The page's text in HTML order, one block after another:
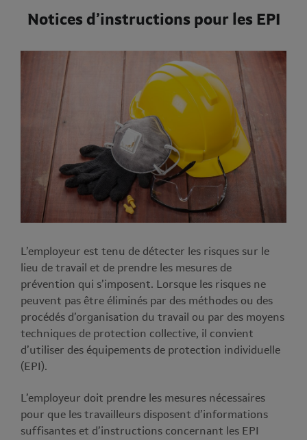
Notices d’instructions pour les EPI
L’employeur est tenu de détecter les risques sur le
lieu de travail et de prendre les mesures de
prévention qui s’imposent. Lorsque les risques ne
peuvent pas être éliminés par des méthodes ou des
procédés d’organisation du travail ou par des moyens
techniques de protection collective, il convient
d’utiliser des équipements de protection individuelle
(EPI).
L’employeur doit prendre les mesures nécessaires
pour que les travailleurs disposent d’informations
suffisantes et d’instructions concernant les EPI